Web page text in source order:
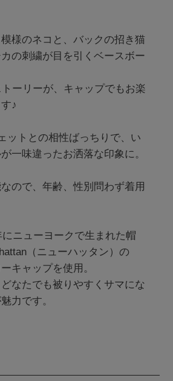
様のネコと、バックの招き猫
の刺繍が目を引くベースボー
ーリーが、キャップでもお楽
♪
ットとの相性ばっちりで、い
一味違ったお洒落な印象に。
ので、年齢、性別問わず着用
にニューヨークで生まれた帽
（ニューハッタン）の
キャップを使用。
なたでも被りやすくサマにな
力です。